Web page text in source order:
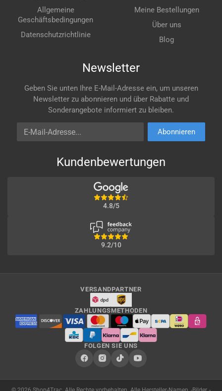
Allgemeine
Geschäftsbedingungen
Datenschutzrichtlinie
Meine Bestellungen
Über uns
Blog
Newsletter
Geben Sie unten Ihre E-Mail-Adresse ein, um unseren
Newsletter zu abonnieren und über Rabatte und
Sonderangebote informiert zu bleiben.
E-Mail-Adresse
Abonnieren
Kundenbewertungen
4.8/5
9.2/10
VERSANDPARTNER
ZAHLUNGSMETHODEN
FOLGEN SIE UNS